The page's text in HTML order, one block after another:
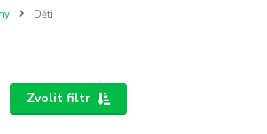
Děti
Zvolit filtr